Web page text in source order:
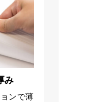
み
ンで薄